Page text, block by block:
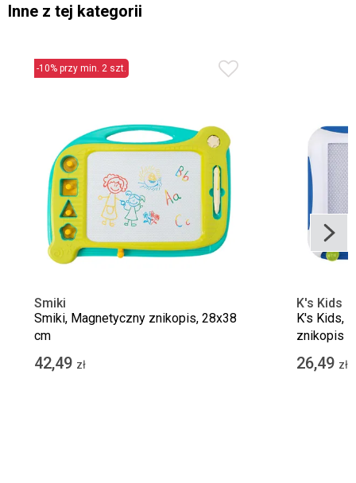
Inne z tej kategorii
-10% przy min. 2 szt.
Smiki
Smiki, Magnetyczny znikopis, 28x38
cm
42,49 zł
K's Kids
K's Kids,
znikopis
26,49 zł